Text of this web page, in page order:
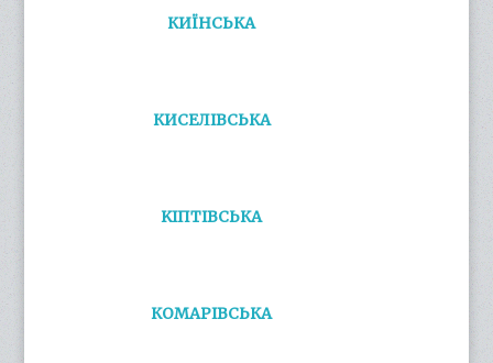
КИЇНСЬКА
КИСЕЛІВСЬКА
KІПТІВСЬКА
КОМАРІВСЬКА